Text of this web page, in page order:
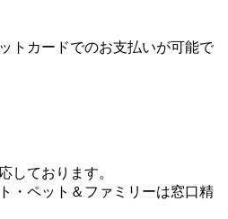
トカードでのお支払いが可能で
しております。
・ペット＆ファミリーは窓口精